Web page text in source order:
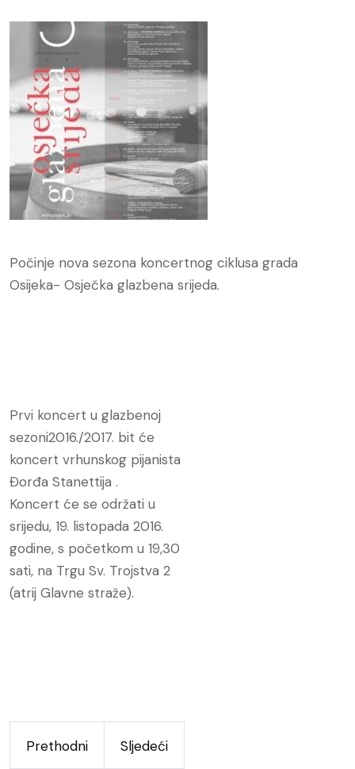
Počinje nova sezona koncertnog ciklusa grada
Osijeka- Osječka glazbena srijeda.
Prvi koncert u glazbenoj
sezoni2016./2017. bit će
koncert vrhunskog pijanista
Đorđa Stanettija .
Koncert će se održati u
srijedu, 19. listopada 2016.
godine, s početkom u 19,30
sati, na Trgu Sv. Trojstva 2
(atrij Glavne straže).
Prethodni Sljedeći